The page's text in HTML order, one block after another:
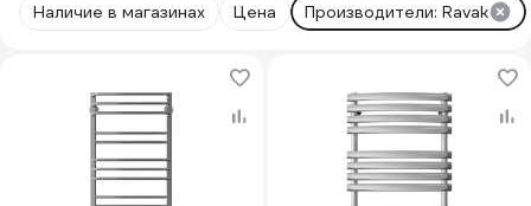
Наличие в магазинах Цена Производители: Ravak